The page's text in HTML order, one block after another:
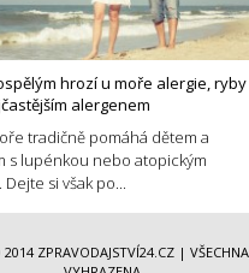
hrozí u moře alergie, ryby
alergenem
tradičně pomáhá dětem a
s lupénkou nebo atopickým
si však po...
2014 ZPRAVODAJSTVÍ24.CZ |